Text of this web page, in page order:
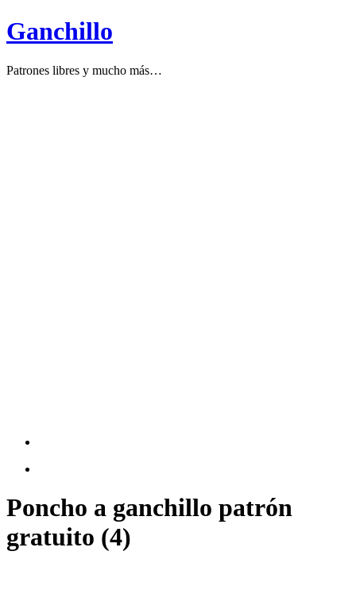
Ganchillo
Patrones libres y mucho más…
Poncho a ganchillo patrón
gratuito (4)